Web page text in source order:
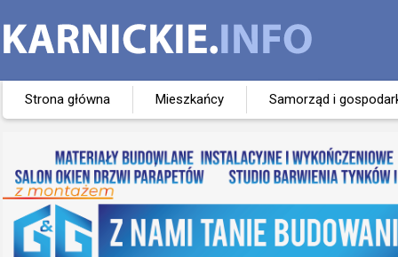
Strona główna Mieszkańcy Samorząd i